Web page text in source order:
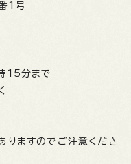
1号
15分まで
りますのでご注意くださ